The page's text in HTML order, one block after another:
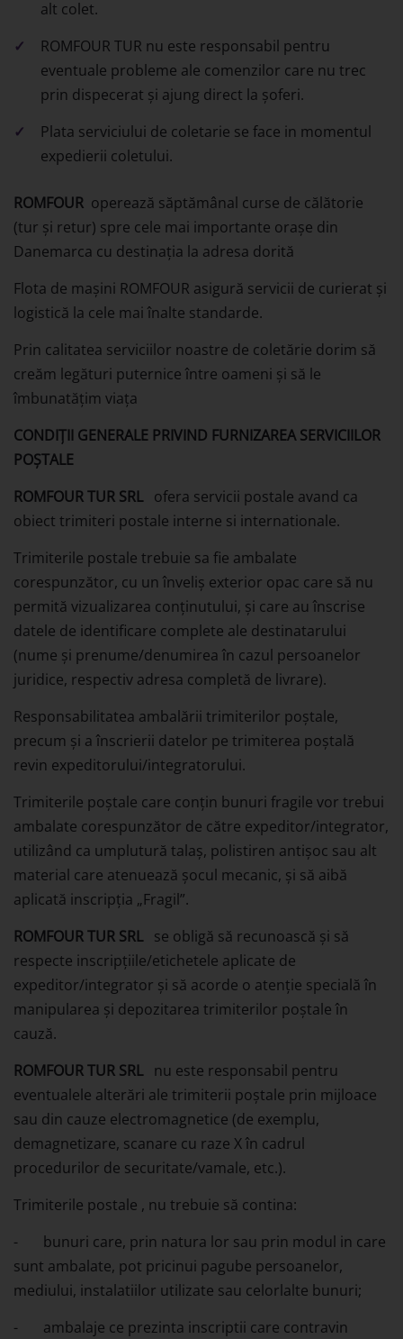
alt colet.
ROMFOUR TUR nu este responsabil pentru
eventuale probleme ale comenzilor care nu trec
prin dispecerat și ajung direct la șoferi.
Plata serviciului de coletarie se face in momentul
expedierii coletului.
ROMFOUR operează săptămânal curse de călătorie
(tur și retur) spre cele mai importante orașe din
Danemarca cu destinația la adresa dorită
Flota de maşini ROMFOUR asigură servicii de curierat și
logistică la cele mai înalte standarde.
Prin calitatea serviciilor noastre de coletărie dorim să
creăm legături puternice între oameni și să le
îmbunatățim viața
CONDIȚII GENERALE PRIVIND FURNIZAREA SERVICIILOR
POȘTALE
ROMFOUR TUR SRL ofera servicii postale avand ca
obiect trimiteri postale interne si internationale.
Trimiterile postale trebuie sa fie ambalate
corespunzător, cu un înveliş exterior opac care să nu
permită vizualizarea conţinutului, şi care au înscrise
datele de identificare complete ale destinatarului
(nume şi prenume/denumirea în cazul persoanelor
juridice, respectiv adresa completă de livrare).
Responsabilitatea ambalării trimiterilor poştale,
precum şi a înscrierii datelor pe trimiterea poştală
revin expeditorului/integratorului.
Trimiterile poştale care conţin bunuri fragile vor trebui
ambalate corespunzător de către expeditor/integrator,
utilizând ca umplutură talaş, polistiren antişoc sau alt
material care atenuează şocul mecanic, şi să aibă
aplicată inscripţia „Fragil”.
ROMFOUR TUR SRL se obligă să recunoască şi să
respecte inscripţiile/etichetele aplicate de
expeditor/integrator şi să acorde o atenţie specială în
manipularea şi depozitarea trimiterilor poştale în
cauză.
ROMFOUR TUR SRL nu este responsabil pentru
eventualele alterări ale trimiterii poştale prin mijloace
sau din cauze electromagnetice (de exemplu,
demagnetizare, scanare cu raze X în cadrul
procedurilor de securitate/vamale, etc.).
Trimiterile postale , nu trebuie să contina:
- bunuri care, prin natura lor sau prin modul in care
sunt ambalate, pot pricinui pagube persoanelor,
mediului, instalatiilor utilizate sau celorlalte bunuri;
- ambalaje ce prezinta inscriptii care contravin